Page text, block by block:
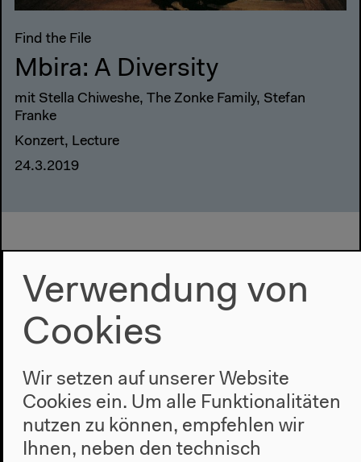
Find the File
Mbira: A Diversity
mit Stella Chiweshe, The Zonke Family, Stefan
Franke
Konzert, Lecture
24.3.2019
Verwendung von
Cookies
Wir setzen auf unserer Website
Cookies ein. Um alle Funktionalitäten
nutzen zu können, empfehlen wir
Ihnen, neben den technisch